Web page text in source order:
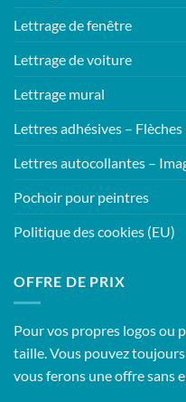
Lettrage de fenêtre
Lettrage de voiture
Lettrage mural
Lettres adhésives – Flèches
Lettres autocollantes –
Pochoir pour peintres
Politique des cookies (EU)
OFFRE DE PRIX
Pour vos propres logos ou
taille. Vous pouvez
vous ferons une offre sans